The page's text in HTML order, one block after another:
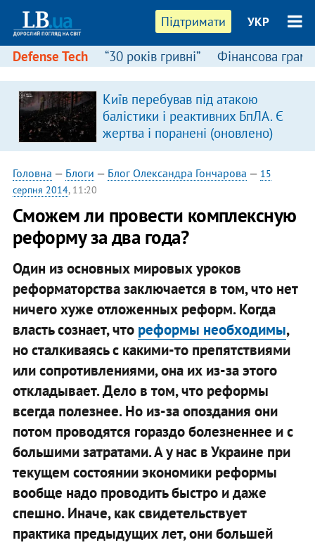
Підтримати УКР
Defense Tech “30 років гривні” Фінансова
Київ перебував під атакою
балістики і реактивних БпЛА. Є
жертва і поранені (оновлено)
Головна — Блоги — Блог Олександра Гончарова — 15
серпня 2014, 11:20
Сможем ли провести комплексную
реформу за два года?
Один из основных мировых уроков
реформаторства заключается в том, что нет
ничего хуже отложенных реформ. Когда
власть сознает, что реформы необходимы,
но сталкиваясь с какими-то препятствиями
или сопротивлениями, она их из-за этого
откладывает. Дело в том, что реформы
всегда полезнее. Но из-за опоздания они
потом проводятся гораздо болезненнее и с
большими затратами. А у нас в Украине при
текущем состоянии экономики реформы
вообще надо проводить быстро и даже
спешно. Иначе, как свидетельствует
практика предыдущих лет, они большей